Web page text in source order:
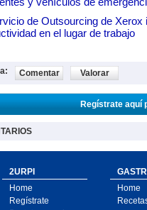
de Outsourcing de
en el lugar de trabajo
Comentar Valorar
Regístrate aquí
2URPI
Home
Regístrate
Home